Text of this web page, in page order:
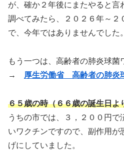
が、確か２年後にまたやると言
調べてみたら、２０２６年～２
で、今年ではありませんでした
もう一つは、高齢者の肺炎球菌
→ 厚生労働省 高齢者の肺炎
６５歳の時（６６歳の誕生日よ
うちの市では、３，２００円で
いワクチンですので、副作用が
げにしていました。